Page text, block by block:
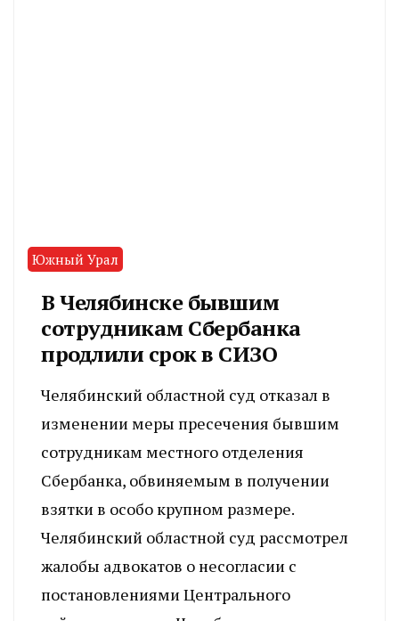
Южный Урал
В Челябинске бывшим
сотрудникам Сбербанка
продлили срок в СИЗО
Челябинский областной суд отказал в
изменении меры пресечения бывшим
сотрудникам местного отделения
Сбербанка, обвиняемым в получении
взятки в особо крупном размере.
Челябинский областной суд рассмотрел
жалобы адвокатов о несогласии с
постановлениями Центрального